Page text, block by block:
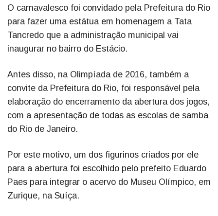
O carnavalesco foi convidado pela Prefeitura do Rio
para fazer uma estátua em homenagem a Tata
Tancredo que a administração municipal vai
inaugurar no bairro do Estácio.
Antes disso, na Olimpíada de 2016, também a
convite da Prefeitura do Rio, foi responsável pela
elaboração do encerramento da abertura dos jogos,
com a apresentação de todas as escolas de samba
do Rio de Janeiro.
Por este motivo, um dos figurinos criados por ele
para a abertura foi escolhido pelo prefeito Eduardo
Paes para integrar o acervo do Museu Olímpico, em
Zurique, na Suíça.